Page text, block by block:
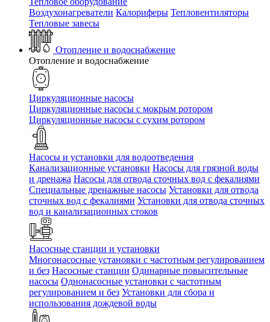
Воздухонагреватели Калориферы Тепловентиляторы
Тепловые завесы
Отопление и водоснабжение
Отопление и водоснабжение
Циркуляционные насосы
Циркуляционные насосы с мокрым ротором
Циркуляционные насосы с сухим ротором
Насосы и установки для водоотведения
Канализационные установки Насосы для грязной воды
и дренажа Насосы для отвода сточных вод c фекалиями
Специальные дренажные насосы Установки для отвода
сточных вод c фекалиями Установки для отвода сточных
вод и канализационных стоков
Насосные станции и установки
Многонасосные установки с частотным регулированием
и без Насосные станции Одинарные повысительные
насосы Однонасосные установки с частотным
регулированием и без Установки для сбора и
использования дождевой воды